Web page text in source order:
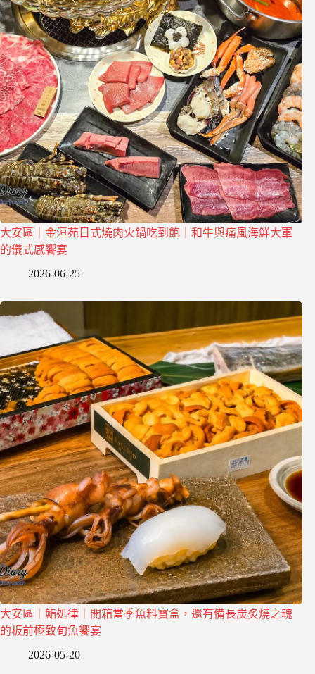
大安區｜金洹苑日式燒肉火鍋吃到飽｜和牛與痛風海鮮大軍
的儀式感饗宴
2026-06-25
大安區｜鮨処律｜開箱當季魚料寶盒，還有備長炭炙燒之魂
的板前極致旬魚饗宴
2026-05-20